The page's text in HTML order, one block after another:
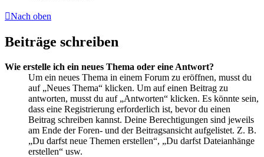
Nach oben
Beiträge schreiben
Wie erstelle ich ein neues Thema oder eine Antwort?
Um ein neues Thema in einem Forum zu eröffnen, musst du
auf „Neues Thema“ klicken. Um auf einen Beitrag zu
antworten, musst du auf „Antworten“ klicken. Es könnte sein,
dass eine Registrierung erforderlich ist, bevor du einen
Beitrag schreiben kannst. Deine Berechtigungen sind jeweils
am Ende der Foren- und der Beitragsansicht aufgelistet. Z. B.
„Du darfst neue Themen erstellen“, „Du darfst Dateianhänge
erstellen“ usw.